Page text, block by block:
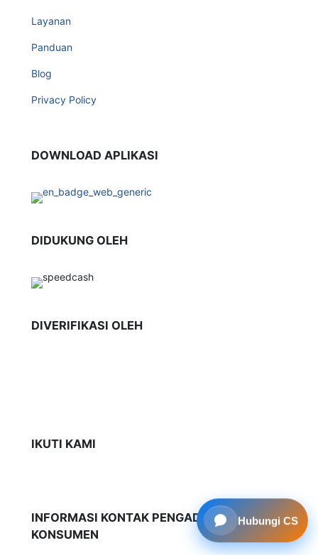
Layanan
Panduan
Blog
Privacy Policy
DOWNLOAD APLIKASI
DIDUKUNG OLEH
DIVERIFIKASI OLEH
IKUTI KAMI
INFORMASI KONTAK PENGADUAN
KONSUMEN
Hubungi CS